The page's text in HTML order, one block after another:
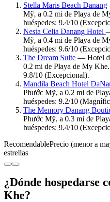
Stella Maris Beach Danang
Mỹ, a 0.2 mi de Playa de
huéspedes: 9.4/10
Nesta Celia Danang Hotel
Mỹ, a 0.4 mi de Playa de
huéspedes: 9.6/10
The Dream Suite — Hotel
0.2 mi de Playa de My
9.8/10 (Excepcional).
Mandila Beach Hotel
Phước Mỹ, a 0.2 mi de
huéspedes: 9.2/10
The Memory Danang
Phước Mỹ, a 0.3 mi de
huéspedes: 9.4/10
RecomendablePrecio (menor a
estrellas
¿Dónde hospedarse
Khe?